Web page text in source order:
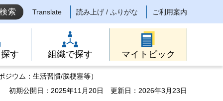
Translate 読み上げ / ふりがな ご利用案内
す 組織で探す マイトピック
ウム：生活習慣/脳梗塞等）
初期公開日：2025年11月20日
更新日：2026年3月23日